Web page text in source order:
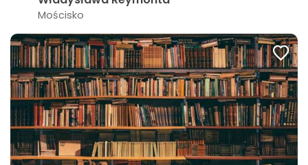
Mościsko